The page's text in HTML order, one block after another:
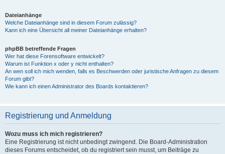
Dateianhänge
Welche Dateianhänge sind in diesem Forum zulässig?
Kann ich eine Übersicht all meiner Dateianhänge erhalten?
phpBB betreffende Fragen
Wer hat diese Forensoftware entwickelt?
Warum ist Funktion x oder y nicht enthalten?
An wen soll ich mich wenden, falls es Beschwerden oder juristische Anfragen zu diesem
Forum gibt?
Wie kann ich einen Administrator des Boards kontaktieren?
Registrierung und Anmeldung
Wozu muss ich mich registrieren?
Eine Registrierung ist nicht unbedingt zwingend. Die Board-Administration
dieses Forums entscheidet, ob du registriert sein musst, um Beiträge zu